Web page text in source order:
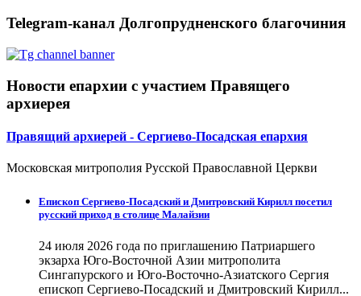
Telegram-канал Долгопрудненского благочиния
Новости епархии с участием Правящего
архиерея
Правящий архиерей - Сергиево-Посадская епархия
Московская митрополия Русской Православной Церкви
Епископ Сергиево-Посадский и Дмитровский Кирилл посетил
русский приход в столице Малайзии
24 июля 2026 года по приглашению Патриаршего
экзарха Юго-Восточной Азии митрополита
Сингапурского и Юго-Восточно-Азиатского Сергия
епископ Сергиево-Посадский и Дмитровский Кирилл...